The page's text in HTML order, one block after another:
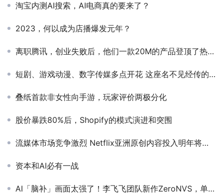
淘宝内测AI搜索，AI电商真的要来了？
2023，何以成为店播爆发元年？
离职腾讯，创业失败后，他们一款20M的产品登顶了热门榜
短剧、游戏动漫、数字传媒多点开花 这座名不见经传的海南小县城把“文化出海”拿捏住了
叠纸首款非女性向手游，玩家评价两极分化
股价暴跌80%后，Shopify的模式演进和突围
流媒体市场竞争激烈 Netflix亚洲原创内容投入明年将增加一倍
资本和AI必有一战
AI「脑补」画面太强了！李飞飞团队新作ZeroNVS，单个视图360度全场景生成